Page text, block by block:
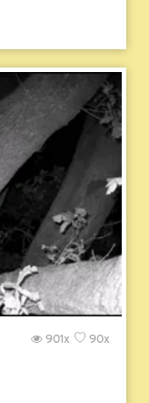
90x
901x